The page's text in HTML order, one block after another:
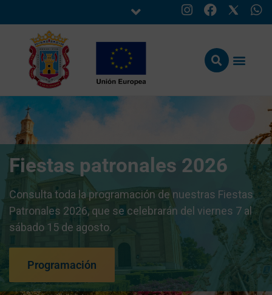
Fiestas patronales 2026
Consulta toda la programación de nuestras Fiestas
Patronales 2026, que se celebrarán del viernes 7 al
sábado 15 de agosto.
Programación